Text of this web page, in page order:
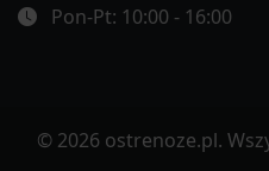
Pon-Pt: 10:00 - 16:00
© 2026 ostrenoze.pl.